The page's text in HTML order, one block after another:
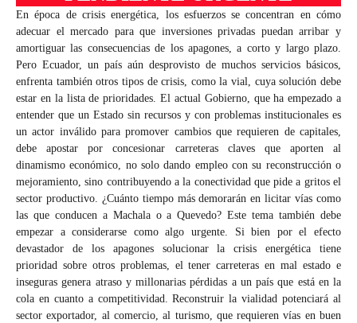
En época de crisis energética, los esfuerzos se concentran en cómo
adecuar el mercado para que inversiones privadas puedan arribar y
amortiguar las consecuencias de los apagones, a corto y largo plazo.
Pero Ecuador, un país aún desprovisto de muchos servicios básicos,
enfrenta también otros tipos de crisis, como la vial, cuya solución debe
estar en la lista de prioridades. El actual Gobierno, que ha empezado a
entender que un Estado sin recursos y con problemas institucionales es
un actor inválido para promover cambios que requieren de capitales,
debe apostar por concesionar carreteras claves que aporten al
dinamismo económico, no solo dando empleo con su reconstrucción o
mejoramiento, sino contribuyendo a la conectividad que pide a gritos el
sector productivo. ¿Cuánto tiempo más demorarán en licitar vías como
las que conducen a Machala o a Quevedo? Este tema también debe
empezar a considerarse como algo urgente. Si bien por el efecto
devastador de los apagones solucionar la crisis energética tiene
prioridad sobre otros problemas, el tener carreteras en mal estado e
inseguras genera atraso y millonarias pérdidas a un país que está en la
cola en cuanto a competitividad. Reconstruir la vialidad potenciará al
sector exportador, al comercio, al turismo, que requieren vías en buen